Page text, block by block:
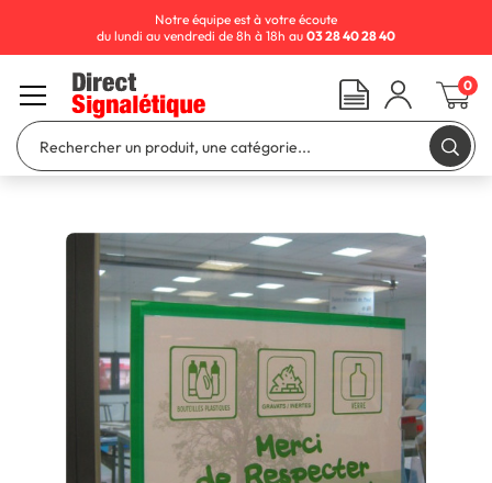
Notre équipe est à votre écoute
du lundi au vendredi de 8h à 18h au 03 28 40 28 40
0